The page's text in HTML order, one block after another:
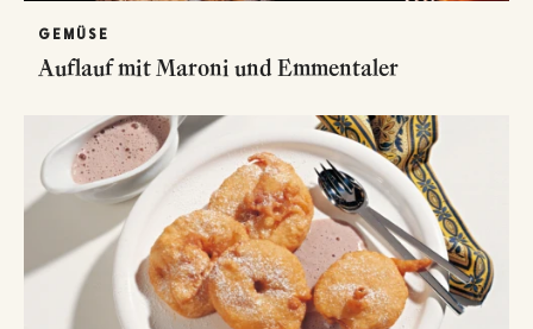
GEMÜSE
Auflauf mit Maroni und Emmentaler